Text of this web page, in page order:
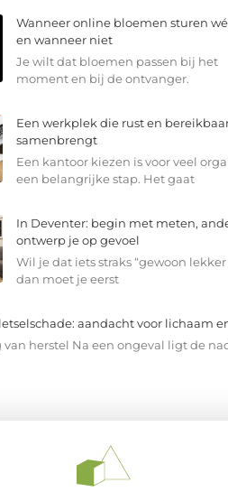
Wanneer online bloemen sturen
en wanneer niet
Je wilt dat bloemen passen bij het
moment en bij de ontvanger.
Een werkplek die rust en
samenbrengt
Een kantoor kiezen is voor veel
een belangrijke stap. Het gaat
In Deventer: begin met meten,
ontwerp je op gevoel
Wil je dat iets straks “gewoon lekker
dan moet je eerst
aandacht voor lichaam
van herstel Na een ongeval ligt de